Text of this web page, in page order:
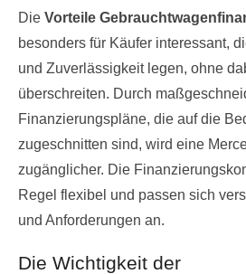
Die Vorteile
besonders für Käufer interessant,
und Zuverlässigkeit legen, ohne
überschreiten. Durch
Finanzierungspläne, die auf die
zugeschnitten sind, wird eine
zugänglicher. Die
Regel flexibel und passen sich
und Anforderungen an.
Die Wichtigkeit der